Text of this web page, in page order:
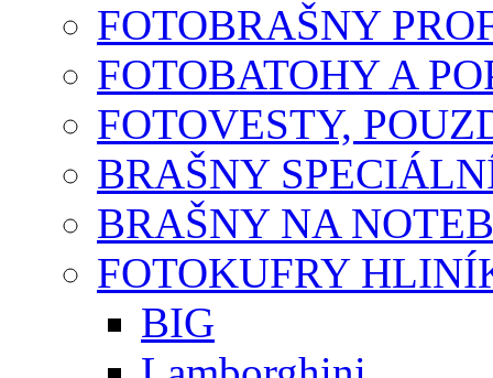
FOTOBRAŠNY
FOTOBATOHY A
FOTOVESTY,
BRAŠNY
BRAŠNY NA
FOTOKUFRY
BIG